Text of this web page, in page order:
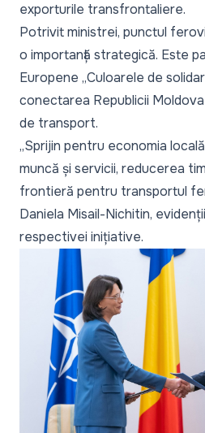
exporturile transfrontaliere.
Potrivit ministrei, punctul
o importanță strategică. Este
Europene „Culoarele de
conectarea Republicii
de transport.
„Sprijin pentru economia
muncă și servicii, reducerea
frontieră pentru transportul
Daniela Misail-Nichitin,
respectivei inițiative.